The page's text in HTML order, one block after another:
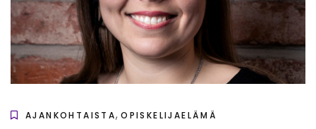
AJANKOHTAISTA,OPISKELIJAELÄMÄ